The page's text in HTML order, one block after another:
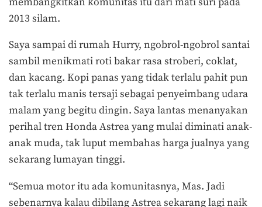
2013 silam.
Saya sampai di rumah Hurry, ngobrol-ngobrol santai
sambil menikmati roti bakar rasa stroberi, coklat,
dan kacang. Kopi panas yang tidak terlalu pahit pun
tak terlalu manis tersaji sebagai penyeimbang udara
malam yang begitu dingin. Saya lantas menanyakan
perihal tren Honda Astrea yang mulai diminati anak-
anak muda, tak luput membahas harga jualnya yang
sekarang lumayan tinggi.
“Semua motor itu ada komunitasnya, Mas. Jadi
sebenarnya kalau dibilang Astrea sekarang lagi naik